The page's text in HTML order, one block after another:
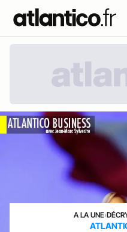
A LA UNE›